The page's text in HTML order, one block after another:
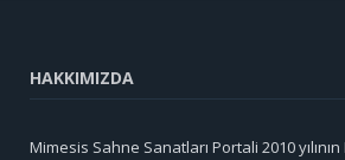
HAKKIMIZDA
Mimesis Sahne Sanatları Portali 2010